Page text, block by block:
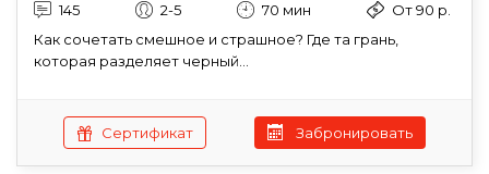
145 2-5 70 мин
От 90 р.
Как сочетать смешное и страшное? Где та грань,
которая разделяет черный...
Сертификат Забронировать